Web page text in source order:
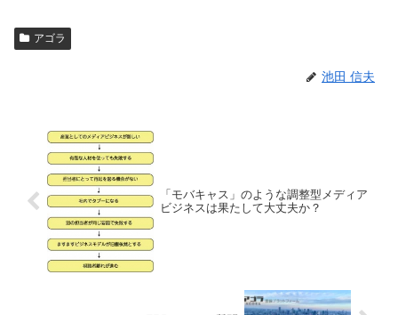
アゴラ
池田 信夫
「モバキャス」のような調整型メディア
ビジネスは果たして大丈夫か？